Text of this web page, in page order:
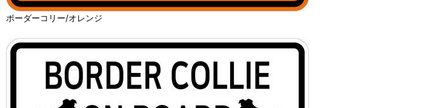
ボーダーコリー/オレンジ